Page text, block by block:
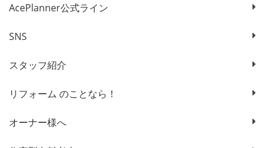
AcePlanner公式ライン
SNS
スタッフ紹介
リフォーム のことなら！
オーナー様へ